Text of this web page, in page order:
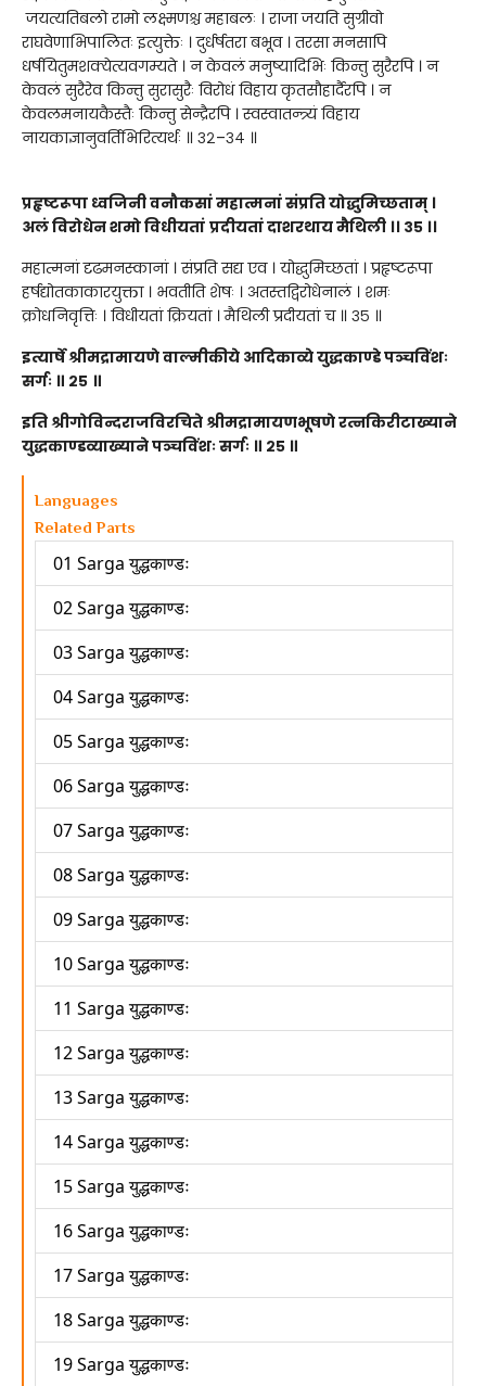
जयत्यतिबलो रामो लक्ष्मणश्च महाबलः । राजा जयति सुग्रीवो
राघवेणाभिपालितः इत्युक्तेः । दुर्धर्षतरा बभूव । तरसा मनसापि
धर्षयितुमशक्येत्यवगम्यते । न केवलं मनुष्यादिभिः किन्तु सुरैरपि । न
केवलं सुरैरेव किन्तु सुरासुरैः विरोधं विहाय कृतसौहार्दैरपि । न
केवलमनायकैस्तैः किन्तु सेन्द्रैरपि । स्वस्वातन्त्र्यं विहाय
नायकाज्ञानुवर्तिभिरित्यर्थः ॥ ३२–३४ ॥
प्रहृष्टरूपा ध्वजिनी वनौकसांमहात्मनां संप्रति योद्धुमिच्छताम् ।
अलं विरोधेन शमो विधीयतां प्रदीयतां दाशरथाय मैथिली ।। ३५ ।।
महात्मनां दृढमनस्कानां । संप्रति सद्य एव । योद्धुमिच्छतां । प्रहृष्टरूपा
हर्षद्योतकाकारयुक्ता । भवतीति शेषः । अतस्तद्विरोधेनालं । शमः
क्रोधनिवृत्तिः । विधीयतां क्रियतां । मैथिली प्रदीयतां च ॥ ३५ ॥
इत्यार्षेश्रीमद्रामायणे वाल्मीकीये आदिकाव्ये युद्धकाण्डेपञ्चविंशः
सर्गः ॥ २५ ॥
इति श्रीगोविन्दराजविरचिते श्रीमद्रामायणभूषणे रत्नकिरीटाख्याने
युद्धकाण्डव्याख्याने पञ्चविंशः सर्गः ॥ २५ ॥
Languages
Related Parts
01 Sarga युद्धकाण्डः
02 Sarga युद्धकाण्डः
03 Sarga युद्धकाण्डः
04 Sarga युद्धकाण्डः
05 Sarga युद्धकाण्डः
06 Sarga युद्धकाण्डः
07 Sarga युद्धकाण्डः
08 Sarga युद्धकाण्डः
09 Sarga युद्धकाण्डः
10 Sarga युद्धकाण्डः
11 Sarga युद्धकाण्डः
12 Sarga युद्धकाण्डः
13 Sarga युद्धकाण्डः
14 Sarga युद्धकाण्डः
15 Sarga युद्धकाण्डः
16 Sarga युद्धकाण्डः
17 Sarga युद्धकाण्डः
18 Sarga युद्धकाण्डः
19 Sarga युद्धकाण्डः